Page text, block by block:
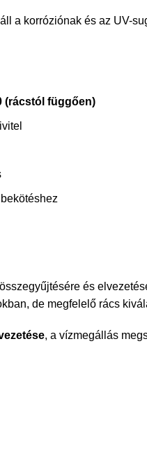
a korróziónak és az UV-
(rácstól függően)
és
de megfelelő rács
, a vízmegállás